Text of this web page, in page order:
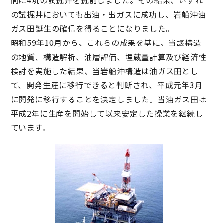
の試掘井においても出油・出ガスに成功し、岩船沖油
ガス田誕生の確信を得ることになりました。
昭和59年10月から、これらの成果を基に、当該構造
の地質、構造解析、油層評価、埋蔵量計算及び経済性
検討を実施した結果、当岩船沖構造は油ガス田とし
て、開発生産に移行できると判断され、平成元年3月
に開発に移行することを決定しました。当油ガス田は
平成2年に生産を開始して以来安定した操業を継続し
ています。